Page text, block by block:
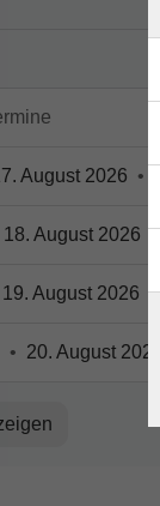
August 2026 •
18. August 2026 •
19. August 2026 •
• 20. August 2026